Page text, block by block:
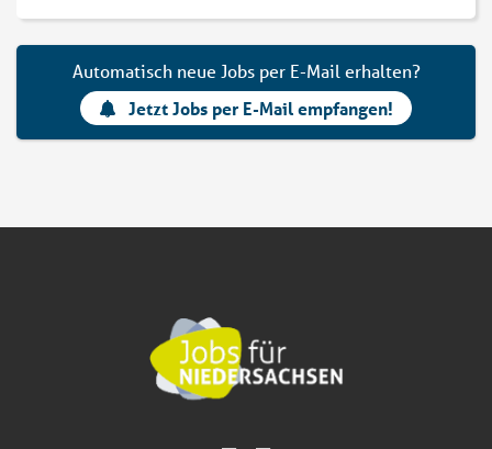
Automatisch neue Jobs per E-Mail erhalten?
Jetzt Jobs per E-Mail empfangen!